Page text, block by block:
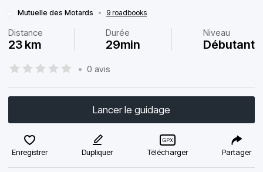
Mutuelle des Motards • 9 roadbooks
Distance
23 km
Durée
29min
Niveau
Débutant
• 0 avis
Lancer le guidage
Enregistrer Dupliquer Télécharger Partager